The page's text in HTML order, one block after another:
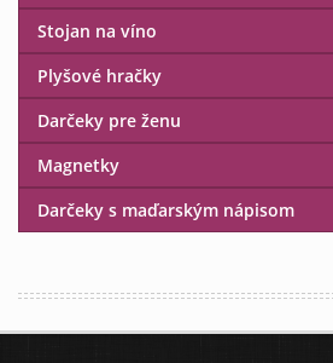
Stojan na víno
Plyšové hračky
Darčeky pre ženu
Magnetky
Darčeky s maďarským nápisom